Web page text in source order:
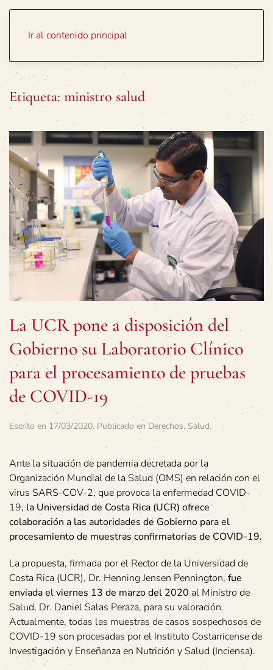
Ir al contenido principal
Etiqueta: ministro salud
La UCR pone a disposición del
Gobierno su Laboratorio Clínico
para el procesamiento de pruebas
de COVID-19
Escrito en 17/03/2020. Publicado en Derechos, Salud.
Ante la situación de pandemia decretada por la
Organización Mundial de la Salud (OMS) en relación con el
virus SARS-COV-2, que provoca la enfermedad COVID-
19, la Universidad de Costa Rica (UCR) ofrece
colaboración a las autoridades de Gobierno para el
procesamiento de muestras confirmatorias de COVID-19.
La propuesta, firmada por el Rector de la Universidad de
Costa Rica (UCR), Dr. Henning Jensen Pennington, fue
enviada el viernes 13 de marzo del 2020 al Ministro de
Salud, Dr. Daniel Salas Peraza, para su valoración.
Actualmente, todas las muestras de casos sospechosos de
COVID-19 son procesadas por el Instituto Costarricense de
Investigación y Enseñanza en Nutrición y Salud (Inciensa).